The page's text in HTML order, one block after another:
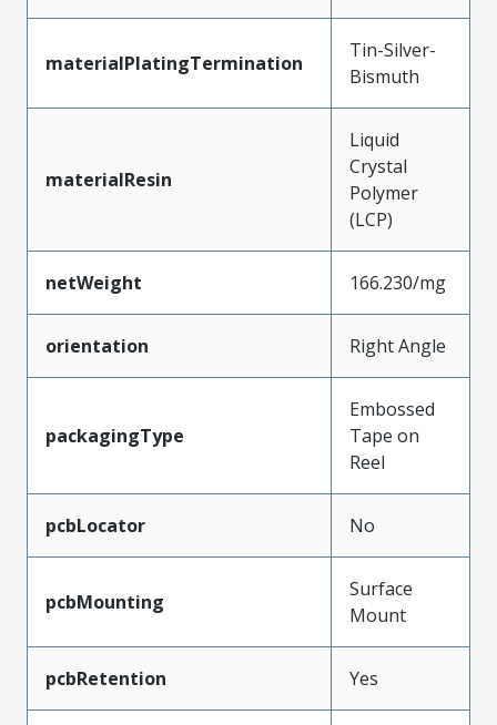
materialPlatingTermination
Tin-Silver-
Bismuth
materialResin
Liquid
Crystal
Polymer
(LCP)
netWeight 166.230/mg
orientation Right Angle
packagingType
Embossed
Tape on
Reel
pcbLocator No
pcbMounting
Surface
Mount
pcbRetention Yes